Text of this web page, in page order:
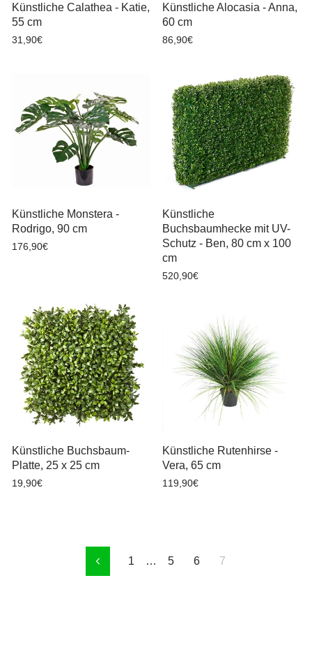
Künstliche Calathea - Katie,
55 cm
31,90€
Künstliche Alocasia - Anna,
60 cm
86,90€
Künstliche Monstera -
Rodrigo, 90 cm
176,90€
Künstliche
Buchsbaumhecke mit UV-
Schutz - Ben, 80 cm x 100
cm
520,90€
Künstliche Buchsbaum-
Platte, 25 x 25 cm
19,90€
Künstliche Rutenhirse -
Vera, 65 cm
119,90€
Zurück1 … 5 6 7